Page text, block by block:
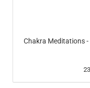
Chakra Meditations